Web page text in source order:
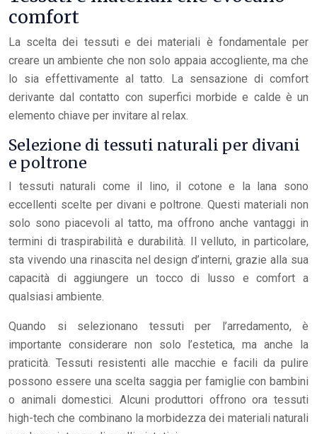
comfort
La scelta dei tessuti e dei materiali è fondamentale per
creare un ambiente che non solo appaia accogliente, ma che
lo sia effettivamente al tatto. La sensazione di comfort
derivante dal contatto con superfici morbide e calde è un
elemento chiave per invitare al relax.
Selezione di tessuti naturali per divani
e poltrone
I tessuti naturali come il lino, il cotone e la lana sono
eccellenti scelte per divani e poltrone. Questi materiali non
solo sono piacevoli al tatto, ma offrono anche vantaggi in
termini di traspirabilità e durabilità. Il velluto, in particolare,
sta vivendo una rinascita nel design d’interni, grazie alla sua
capacità di aggiungere un tocco di lusso e comfort a
qualsiasi ambiente.
Quando si selezionano tessuti per l’arredamento, è
importante considerare non solo l’estetica, ma anche la
praticità. Tessuti resistenti alle macchie e facili da pulire
possono essere una scelta saggia per famiglie con bambini
o animali domestici. Alcuni produttori offrono ora tessuti
high-tech che combinano la morbidezza dei materiali naturali